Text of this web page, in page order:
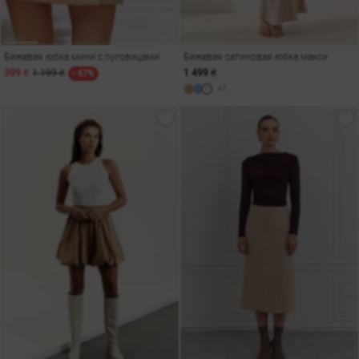
Бежевая юбка мини с пуговицами
1 199 ₴ - 67%
Бежевая сатиновая юбка макси
1 499 ₴